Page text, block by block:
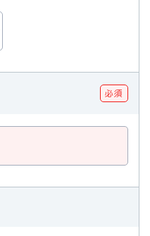
必須